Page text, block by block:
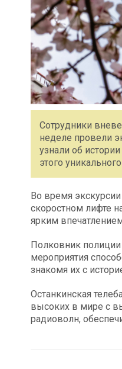
Сотрудники
неделе провели
узнали об
этого
Во время
скоростном лифте
ярким
Полковник
мероприятия
знакомя их с
Останкинская
высоких в мире с
радиоволн,